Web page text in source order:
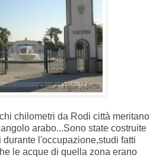
chilometri da Rodi città meritano
arabo...Sono state costruite
durante l'occupazione,studi fatti
le acque di quella zona erano